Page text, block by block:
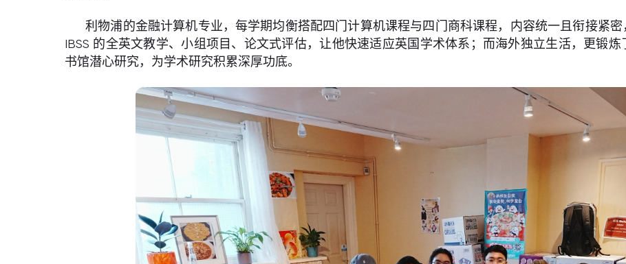
利物浦的金融计算机专业，每学期均衡搭配四门计算机课程与四门商科课程，内容统一且衔接紧密
IBSS 的全英文教学、小组项目、论文式评估，让他快速适应英国学术体系；而海外独立生活，更锻
书馆潜心研究，为学术研究积累深厚功底。